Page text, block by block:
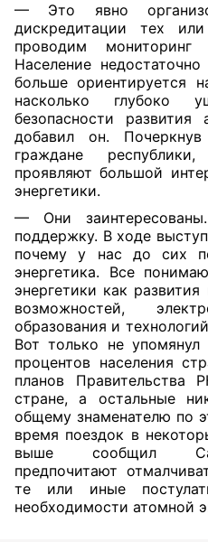
— Это явно
дискредитации тех
проводим
Население
больше ориентируется
насколько глубоко
безопасности
добавил он.
граждане
проявляют большой
энергетики.
— Они
поддержку. В ходе
почему у нас до сих
энергетика. Все
энергетики как
возможностей,
образования и
Вот только не
процентов населения
планов
стране, а остальные
общему знаменателю по
время поездок в
выше сообщил
предпочитают
те или иные
необходимости атомной